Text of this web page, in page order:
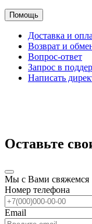
Помощь
Доставка и
Возврат и
Вопрос-ответ
Запрос в
Написать
Оставьте
Мы с Вами свяжемся
Номер телефона
Email